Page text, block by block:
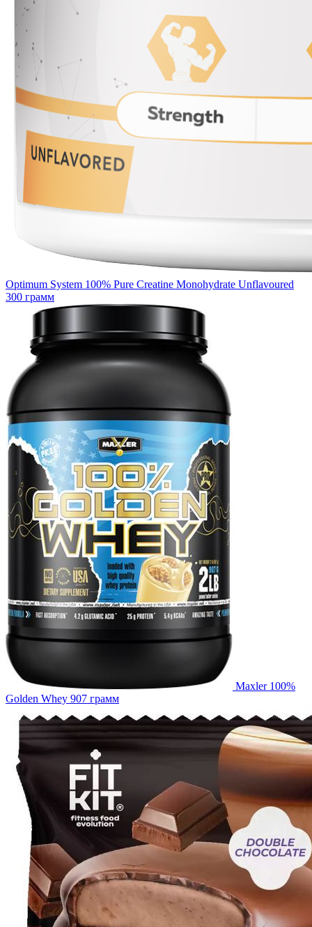
Optimum System 100% Pure Creatine Monohydrate Unflavoured
300 грамм
Maxler 100%
Golden Whey 907 грамм